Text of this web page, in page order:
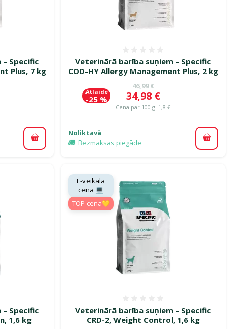
Specific
Plus, 7 kg
Pievienot grozam
Veterinārā barība suņiem – Specific
COD-HY Allergy Management Plus, 2 kg
Oriģinālā cena
46,99 €
Cena
34,98 €
Cena par 100 g: 1,8 €
Atlaide
-25 %
Noliktavā
Bezmaksas piegāde
Specific
1,6 kg
Veterinārā barība suņiem – Specific
CRD-2, Weight Control, 1,6 kg
E-veikala
cena 💻
TOP cena💛